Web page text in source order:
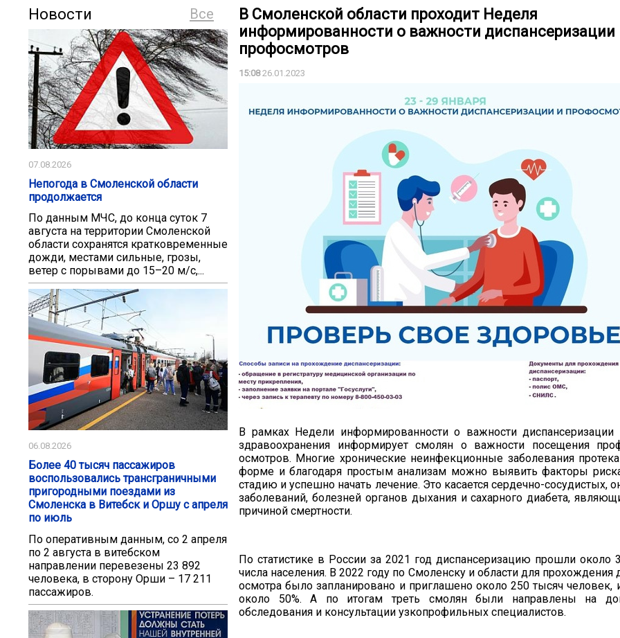
Все
Новости
07.08.2026
Непогода в Смоленской области
продолжается
По данным МЧС, до конца суток 7
августа на территории Смоленской
области сохранятся кратковременные
дожди, местами сильные, грозы,
ветер с порывами до 15–20 м/с,...
06.08.2026
Более 40 тысяч пассажиров
воспользовались трансграничными
пригородными поездами из
Смоленска в Витебск и Оршу с апреля
по июль
По оперативным данным, со 2 апреля
по 2 августа в витебском
направлении перевезены 23 892
человека, в сторону Орши – 17 211
пассажиров.
В Смоленской области проходит Неделя
информированности о важности диспансеризации
профосмотров
15:0826.01.2023
В рамках Недели информированности о важности диспансеризации
здравоохранения информирует смолян о важности посещения
осмотров. Многие хронические неинфекционные заболевания
форме и благодаря простым анализам можно выявить факторы
стадию и успешно начать лечение. Это касается сердечно-сосудистых,
заболеваний, болезней органов дыхания и сахарного диабета,
причиной смертности.
По статистике в России за 2021 год диспансеризацию прошли около
числа населения. В 2022 году по Смоленску и области для прохождения
осмотра было запланировано и приглашено около 250 тысяч человек,
около 50%. А по итогам треть смолян были направлены на
обследования и консультации узкопрофильных специалистов.